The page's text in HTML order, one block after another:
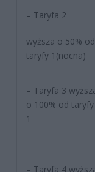
– Taryfa 2
wyższa o 50%
taryfy 1(nocna)
– Taryfa 3
o 100% od taryfy
1
– Taryfa 4